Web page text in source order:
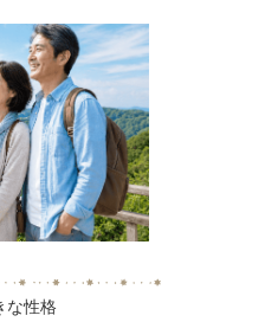
な性格